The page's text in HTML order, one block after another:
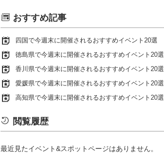
おすすめ記事
四国で今週末に開催されるおすすめイベント20選
徳島県で今週末に開催されるおすすめイベント20選
香川県で今週末に開催されるおすすめイベント20選
愛媛県で今週末に開催されるおすすめイベント20選
高知県で今週末に開催されるおすすめイベント20選
閲覧履歴
最近見たイベント&スポットページはありません。